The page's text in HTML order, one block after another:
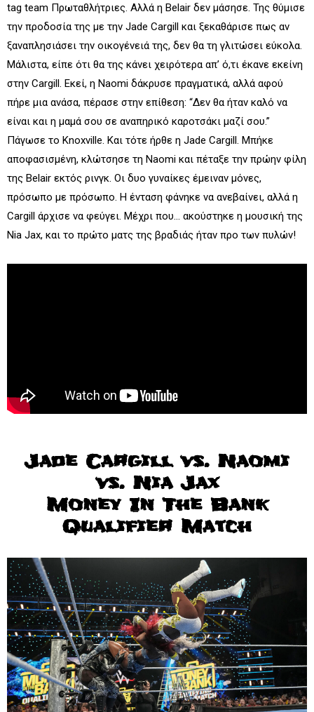
tag team Πρωταθλήτριες. Αλλά η Belair δεν μάσησε. Της θύμισε
την προδοσία της με την Jade Cargill και ξεκαθάρισε πως αν
ξαναπλησιάσει την οικογένειά της, δεν θα τη γλιτώσει εύκολα.
Μάλιστα, είπε ότι θα της κάνει χειρότερα απ’ ό,τι έκανε εκείνη
στην Cargill. Εκεί, η Naomi δάκρυσε πραγματικά, αλλά αφού
πήρε μια ανάσα, πέρασε στην επίθεση: “Δεν θα ήταν καλό να
είναι και η μαμά σου σε αναπηρικό καροτσάκι μαζί σου.”
Πάγωσε το Knoxville. Και τότε ήρθε η Jade Cargill. Μπήκε
αποφασισμένη, κλώτσησε τη Naomi και πέταξε την πρώην φίλη
της Belair εκτός ρινγκ. Οι δυο γυναίκες έμειναν μόνες,
πρόσωπο με πρόσωπο. Η ένταση φάνηκε να ανεβαίνει, αλλά η
Cargill άρχισε να φεύγει. Μέχρι που... ακούστηκε η μουσική της
Nia Jax, και το πρώτο ματς της βραδιάς ήταν προ των πυλών!
Jade Cargill vs. Naomi
vs. Nia Jax
Money In The Bank
Qualifier Match